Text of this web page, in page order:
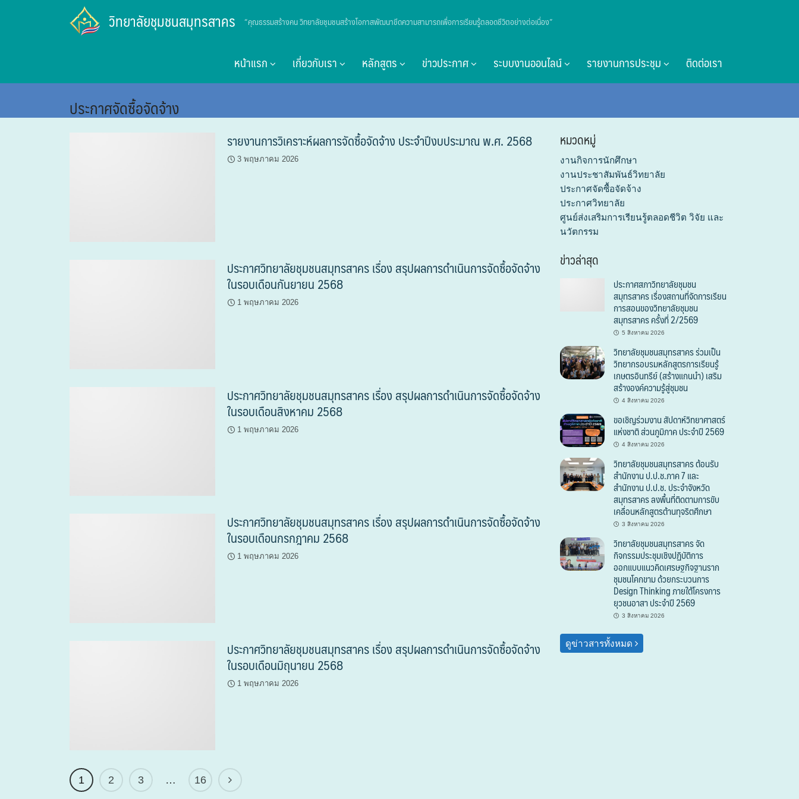
วิทยาลัยชุมชนสมุทรสาคร “คุณธรรมสร้างคน วิทยาลัยชุมชนสร้างโอกาสพัฒนาขีดความสามารถเพื่อการเรียนรู้ตลอดชีวิตอย่างต่อเนื่อง”
หน้าแรก เกี่ยวกับเรา หลักสูตร ข่าวประกาศ ระบบงานออนไลน์ รายงานการประชุม ติดต่อเรา
ประกาศจัดซื้อจัดจ้าง
รายงานการวิเคราะห์ผลการจัดซื้อจัดจ้าง ประจำปีงบประมาณ พ.ศ. 2568
3 พฤษภาคม 2026
ประกาศวิทยาลัยชุมชนสมุทรสาคร เรื่อง สรุปผลการดำเนินการจัดซื้อจัดจ้าง
ในรอบเดือนกันยายน 2568
1 พฤษภาคม 2026
ประกาศวิทยาลัยชุมชนสมุทรสาคร เรื่อง สรุปผลการดำเนินการจัดซื้อจัดจ้าง
ในรอบเดือนสิงหาคม 2568
1 พฤษภาคม 2026
ประกาศวิทยาลัยชุมชนสมุทรสาคร เรื่อง สรุปผลการดำเนินการจัดซื้อจัดจ้าง
ในรอบเดือนกรกฎาคม 2568
1 พฤษภาคม 2026
ประกาศวิทยาลัยชุมชนสมุทรสาคร เรื่อง สรุปผลการดำเนินการจัดซื้อจัดจ้าง
ในรอบเดือนมิถุนายน 2568
1 พฤษภาคม 2026
1 2 3 … 16
หมวดหมู่
งานกิจการนักศึกษา
งานประชาสัมพันธ์วิทยาลัย
ประกาศจัดซื้อจัดจ้าง
ประกาศวิทยาลัย
ศูนย์ส่งเสริมการเรียนรู้ตลอดชีวิต วิจัย และ
นวัตกรรม
ข่าวล่าสุด
ประกาศสภาวิทยาลัยชุมชน
สมุทรสาคร เรื่องสถานที่จัดการเรียน
การสอนของวิทยาลัยชุมชน
สมุทรสาคร ครั้งที่ 2/2569
5 สิงหาคม 2026
วิทยาลัยชุมชนสมุทรสาคร ร่วมเป็น
วิทยากรอบรมหลักสูตรการเรียนรู้
เกษตรอินทรีย์ (สร้างแกนนำ) เสริม
สร้างองค์ความรู้สู่ชุมชน
4 สิงหาคม 2026
ขอเชิญร่วมงาน สัปดาห์วิทยาศาสตร์
แห่งชาติ ส่วนภูมิภาค ประจำปี 2569
4 สิงหาคม 2026
วิทยาลัยชุมชนสมุทรสาคร ต้อนรับ
สำนักงาน ป.ป.ช.ภาค 7 และ
สำนักงาน ป.ป.ช. ประจำจังหวัด
สมุทรสาคร ลงพื้นที่ติดตามการขับ
เคลื่อนหลักสูตรต้านทุจริตศึกษา
3 สิงหาคม 2026
วิทยาลัยชุมชนสมุทรสาคร จัด
กิจกรรมประชุมเชิงปฏิบัติการ
ออกแบบแนวคิดเศรษฐกิจฐานราก
ชุมชนโคกขาม ด้วยกระบวนการ
Design Thinking ภายใต้โครงการ
ยุวชนอาสา ประจำปี 2569
3 สิงหาคม 2026
ดูข่าวสารทั้งหมด